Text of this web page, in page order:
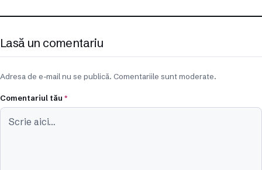
Lasă un comentariu
Adresa de e-mail nu se publică. Comentariile sunt moderate.
Comentariul tău *